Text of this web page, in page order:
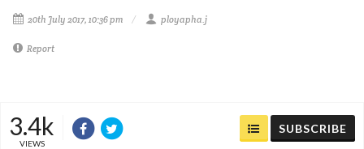
20th July 2017, 10:36 pm ployapha.j
Report
3.4k
VIEWS
SUBSCRIBE